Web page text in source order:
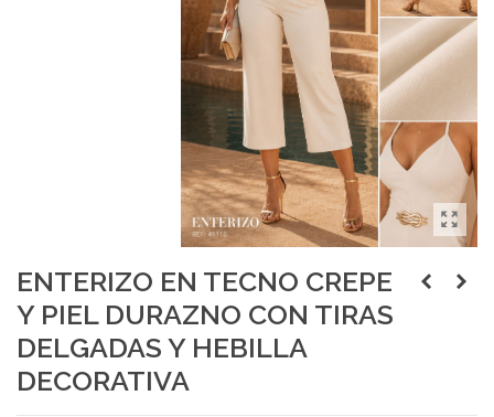
ENTERIZO EN TECNO CREPE
Y PIEL DURAZNO CON TIRAS
DELGADAS Y HEBILLA
DECORATIVA